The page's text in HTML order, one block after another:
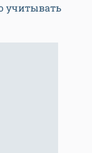
учитывать